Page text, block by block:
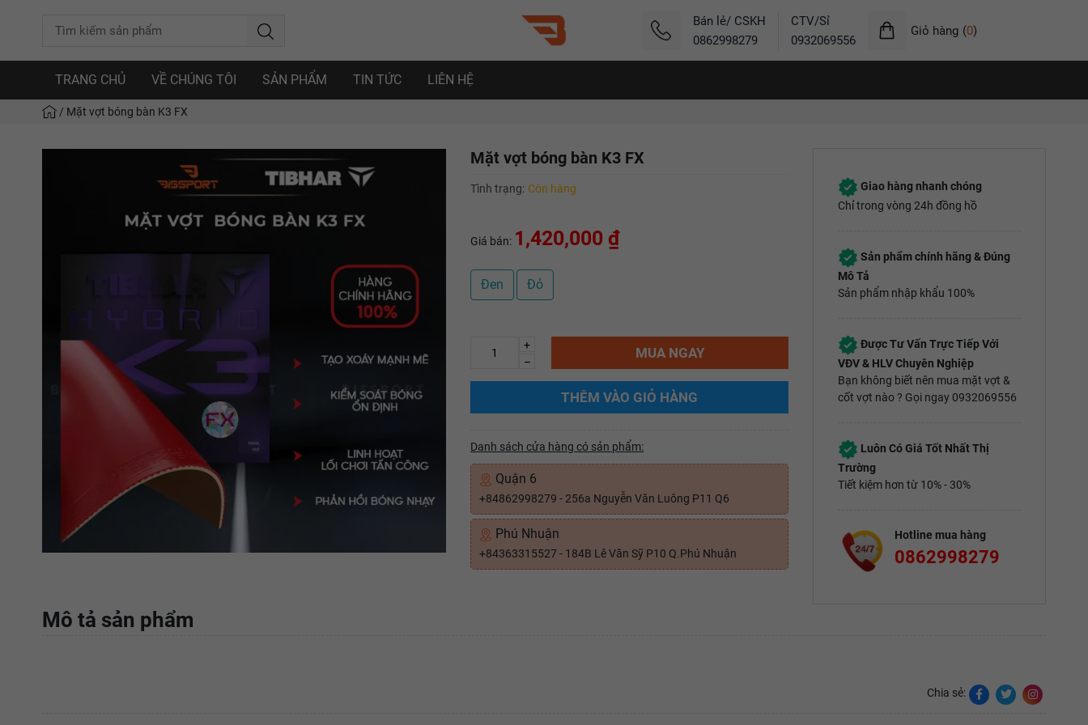
Bán lẻ/ CSKH
0862998279
CTV/Sỉ
0932069556
Giỏ hàng (0)
TRANG CHỦ VỀ CHÚNG TÔI SẢN PHẨM TIN TỨC LIÊN HỆ
/ Mặt vợt bóng bàn K3 FX
Mặt vợt bóng bàn K3 FX
Tình trạng: Còn hàng
Giá bán: 1,420,000 ₫
Đen Đỏ
+
–
MUA NGAY
THÊM VÀO GIỎ HÀNG
Danh sách cửa hàng có sản phẩm:
Quận 6
+84862998279 - 256a Nguyễn Văn Luông P11 Q6
Phú Nhuận
+84363315527 - 184B Lê Văn Sỹ P10 Q.Phú Nhuận
Giao hàng nhanh chóng
Chỉ trong vòng 24h đồng hồ
Sản phẩm chính hãng & Đúng
Mô Tả
Sản phẩm nhập khẩu 100%
Được Tư Vấn Trực Tiếp Với
VĐV & HLV Chuyên Nghiệp
Bạn không biết nên mua mặt vợt &
cốt vợt nào ? Gọi ngay 0932069556
Luôn Có Giá Tốt Nhất Thị
Trường
Tiết kiệm hơn từ 10% - 30%
Hotline mua hàng
0862998279
Mô tả sản phẩm
Chia sẻ: